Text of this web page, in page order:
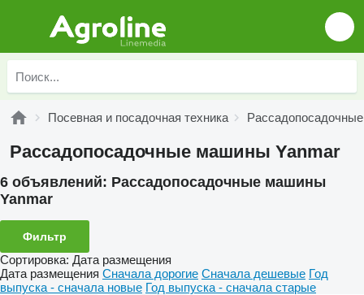
Посевная и посадочная техника
Рассадопосадочные машины Yanmar
6 объявлений: Рассадопосадочные машины
Yanmar
Фильтр
Сортировка: Дата размещения
Дата размещения Сначала дорогие Сначала дешевые Год
выпуска - сначала новые Год выпуска - сначала старые